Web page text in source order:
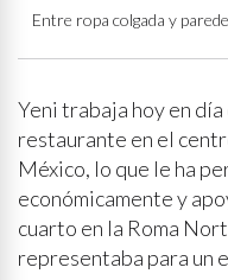
Entre ropa colgada y
Yeni trabaja hoy en
restaurante en el
México, lo que le ha
económicamente y
cuarto en la Roma
representaba para un